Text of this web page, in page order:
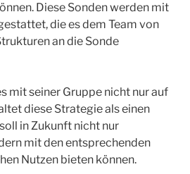
Diese Sonden werden mit
die es dem Team von
an die Sonde
mit seiner Gruppe nicht nur auf
diese Strategie als einen
in Zukunft nicht nur
mit den entsprechenden
Nutzen bieten können.